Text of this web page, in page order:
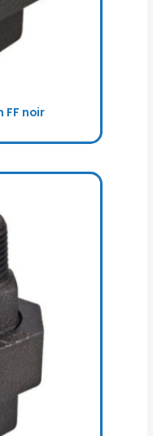
FF noir